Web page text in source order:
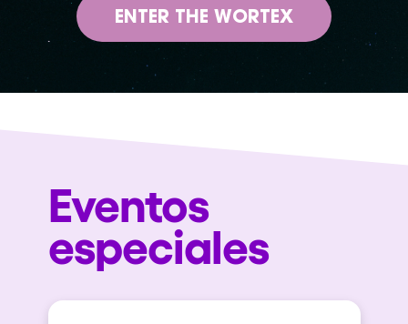
ENTER THE WORTEX
Eventos
especiales